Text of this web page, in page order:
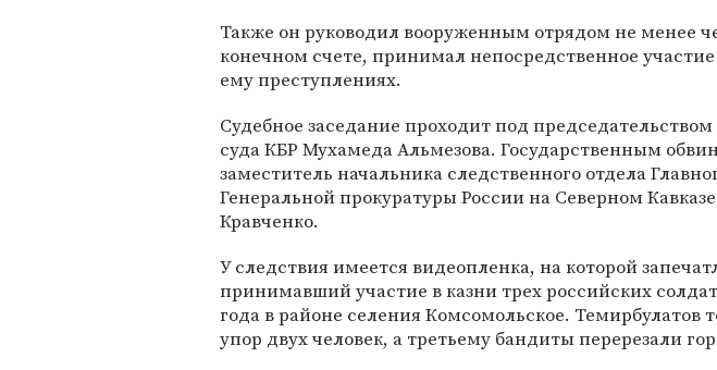
Также он руководил вооруженным отрядом не менее
конечном счете, принимал непосредственное
ему преступлениях.
Судебное заседание проходит под
суда КБР Мухамеда Альмезова. Государственным
заместитель начальника следственного отдела
Генеральной прокуратуры России на Северном
Кравченко.
У следствия имеется видеопленка, на которой
принимавший участие в казни трех российских
года в районе селения Комсомольское. Темирбулатов
упор двух человек, а третьему бандиты перерезали